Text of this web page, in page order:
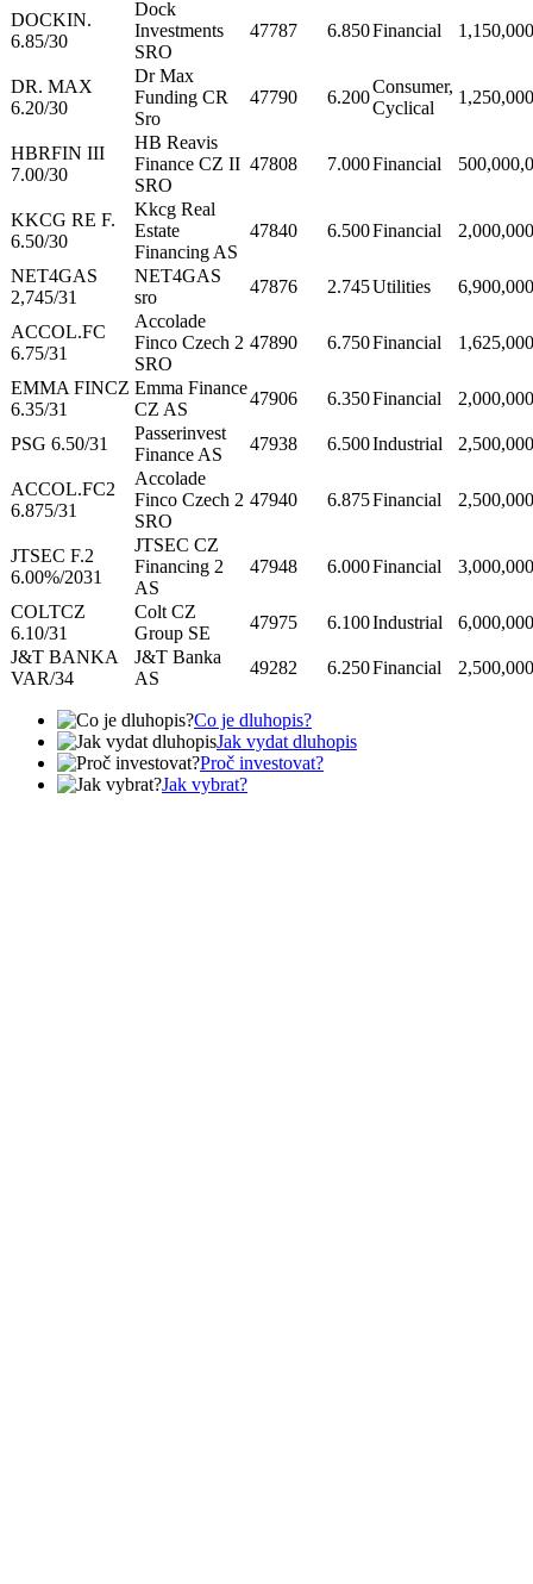
DOCKIN.
6.85/30
Dock
Investments
SRO
47787 6.850Financial
DR. MAX
6.20/30
Dr Max
Funding CR
Sro
47790 6.200
Consumer,
Cyclical
HBRFIN III
7.00/30
HB Reavis
Finance CZ II
SRO
47808 7.000Financial
KKCG RE F.
6.50/30
Kkcg Real
Estate
Financing AS
47840 6.500Financial
NET4GAS
2,745/31
NET4GAS
sro
47876 2.745Utilities
ACCOL.FC
6.75/31
Accolade
Finco Czech 2
SRO
47890 6.750Financial
EMMA FINCZ
6.35/31
Emma Finance
CZ AS
47906 6.350Financial
PSG 6.50/31
Passerinvest
Finance AS
47938 6.500Industrial
ACCOL.FC2
6.875/31
Accolade
Finco Czech 2
SRO
47940 6.875Financial
JTSEC F.2
6.00%/2031
JTSEC CZ
Financing 2
AS
47948 6.000Financial
COLTCZ
6.10/31
Colt CZ
Group SE
47975 6.100Industrial
J&T BANKA
VAR/34
J&T Banka
AS
49282 6.250Financial
Co je dluhopis?
Jak vydat dluhopis
Proč investovat?
Jak vybrat?